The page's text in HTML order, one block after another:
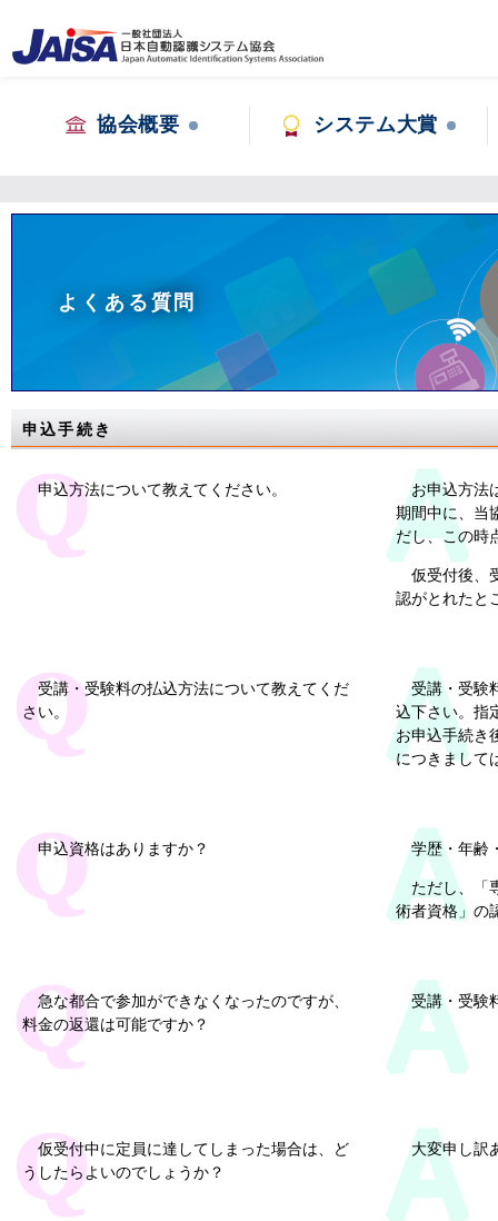
協会概要 システム大賞
よくある質問
申込手続き
申込方法について教えてください。
お申込方法
期間中に、当
だし、この時
仮受付後、
認がとれたと
受講・受験料の払込方法について教えてくだ
さい。
受講・受験
込下さい。指
お申込手続き
につきまして
申込資格はありますか？ 学歴・年齢
ただし、「
術者資格」の
急な都合で参加ができなくなったのですが、
料金の返還は可能ですか？
受講・受験
仮受付中に定員に達してしまった場合は、ど
うしたらよいのでしょうか？
大変申し訳